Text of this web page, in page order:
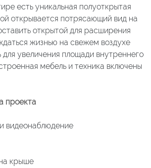
есть уникальная полуоткрытая
открывается потрясающий вид на
открытой для расширения
жизнью на свежем воздухе
для увеличения площади внутреннего
мебель и техника включены
проекта
видеонаблюдение
крыше